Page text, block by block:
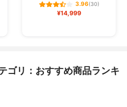
3.96(30)
¥14,999
ゴリ：おすすめ商品ランキ